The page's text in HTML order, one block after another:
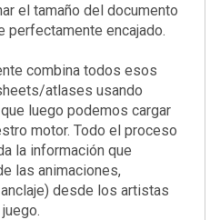
el tamaño del documento
perfectamente encajado.
combina todos esos
atlases usando
luego podemos cargar
motor. Todo el proceso
la información que
las animaciones,
desde los artistas